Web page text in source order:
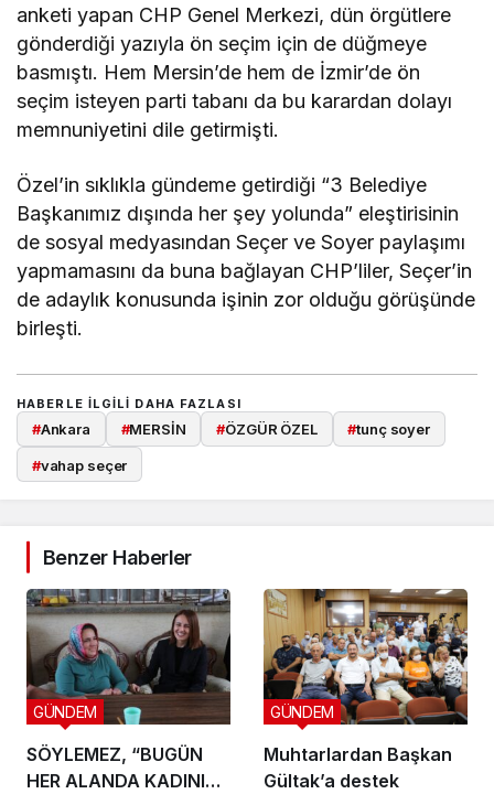
anketi yapan CHP Genel Merkezi, dün örgütlere
gönderdiği yazıyla ön seçim için de düğmeye
basmıştı. Hem Mersin’de hem de İzmir’de ön
seçim isteyen parti tabanı da bu karardan dolayı
memnuniyetini dile getirmişti.
Özel’in sıklıkla gündeme getirdiği “3 Belediye
Başkanımız dışında her şey yolunda” eleştirisinin
de sosyal medyasından Seçer ve Soyer paylaşımı
yapmamasını da buna bağlayan CHP’liler, Seçer’in
de adaylık konusunda işinin zor olduğu görüşünde
birleşti.
HABERLE ILGILI DAHA FAZLASI
#Ankara #MERSİN #ÖZGÜR ÖZEL #tunç soyer
#vahap seçer
Benzer Haberler
SÖYLEMEZ, “BUGÜN
HER ALANDA KADININ
GÜNDEM
Muhtarlardan Başkan
Gültak’a destek
GÜNDEM